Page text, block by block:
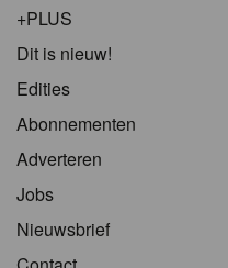
+PLUS
Dit is nieuw!
Edities
Abonnementen
Adverteren
Jobs
Nieuwsbrief